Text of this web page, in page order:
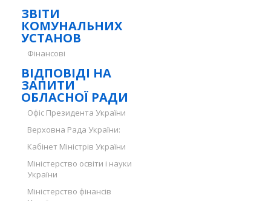
ЗВІТИ
КОМУНАЛЬНИХ
УСТАНОВ
Фінансові
ВІДПОВІДІ НА
ЗАПИТИ
ОБЛАСНОЇ РАДИ
Офіс Президента України
Верховна Рада України:
Кабінет Міністрів України
Міністерство освіти і науки
України
Міністерство фінансів